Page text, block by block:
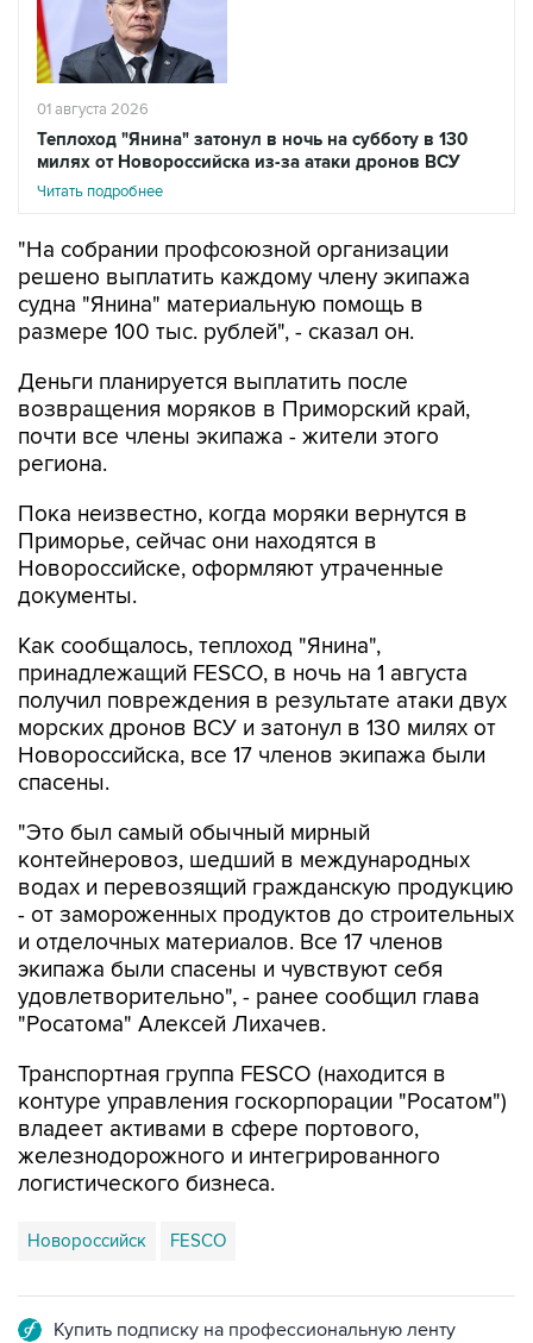
01 августа 2026
Теплоход "Янина" затонул в ночь на субботу в 130
милях от Новороссийска из-за атаки дронов ВСУ
Читать подробнее
"На собрании профсоюзной организации
решено выплатить каждому члену экипажа
судна "Янина" материальную помощь в
размере 100 тыс. рублей", - сказал он.
Деньги планируется выплатить после
возвращения моряков в Приморский край,
почти все члены экипажа - жители этого
региона.
Пока неизвестно, когда моряки вернутся в
Приморье, сейчас они находятся в
Новороссийске, оформляют утраченные
документы.
Как сообщалось, теплоход "Янина",
принадлежащий FESCO, в ночь на 1 августа
получил повреждения в результате атаки двух
морских дронов ВСУ и затонул в 130 милях от
Новороссийска, все 17 членов экипажа были
спасены.
"Это был самый обычный мирный
контейнеровоз, шедший в международных
водах и перевозящий гражданскую продукцию
- от замороженных продуктов до строительных
и отделочных материалов. Все 17 членов
экипажа были спасены и чувствуют себя
удовлетворительно", - ранее сообщил глава
"Росатома" Алексей Лихачев.
Транспортная группа FESCO (находится в
контуре управления госкорпорации "Росатом")
владеет активами в сфере портового,
железнодорожного и интегрированного
логистического бизнеса.
Новороссийск FESCO
Купить подписку на профессиональную ленту